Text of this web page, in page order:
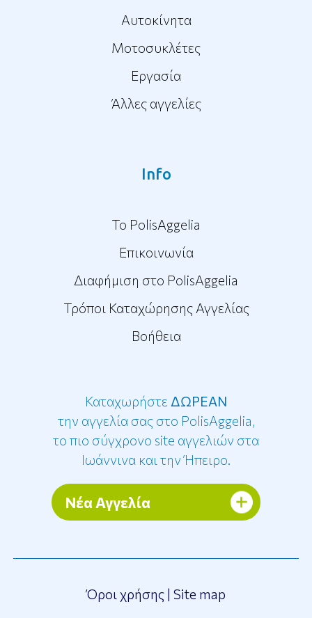
Αυτοκίνητα
Μοτοσυκλέτες
Εργασία
Άλλες αγγελίες
Info
To PolisAggelia
Επικοινωνία
Διαφήμιση στο PolisAggelia
Τρόποι Καταχώρησης Αγγελίας
Βοήθεια
Καταχωρήστε ΔΩΡΕΑΝ
την αγγελία σας στο PolisAggelia,
το πιο σύγχρονο site αγγελιών στα
Ιωάννινα και την Ήπειρο.
Νέα Αγγελία
Όροι χρήσης | Site map